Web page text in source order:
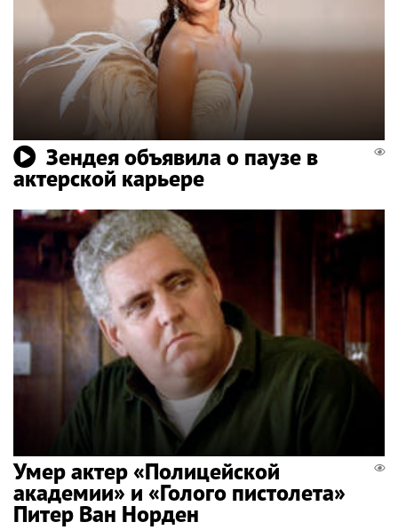
Зендея объявила о паузе в
актерской карьере
Умер актер «Полицейской
академии» и «Голого пистолета»
Питер Ван Норден